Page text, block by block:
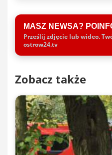
MASZ NEWSA?
Prześlij zdjęcie lub wideo.
ostrow24.tv
Zobacz także